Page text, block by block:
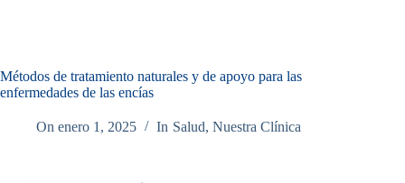
Métodos de tratamiento naturales y de apoyo para las
enfermedades de las encías
On enero 1, 2025 In Salud, Nuestra Clínica